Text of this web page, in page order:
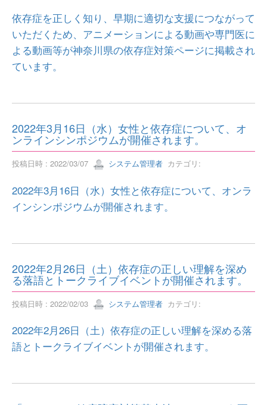
依存症を正しく知り、早期に適切な支援につながって
いただくため、アニメーションによる動画や専門医に
よる動画等が神奈川県の依存症対策ページに掲載され
ています。
2022年3月16日（水）女性と依存症について、オ
ンラインシンポジウムが開催されます。
投稿日時 : 2022/03/07 システム管理者 カテゴリ:
2022年3月16日（水）女性と依存症について、オンラ
インシンポジウムが開催されます。
2022年2月26日（土）依存症の正しい理解を深め
る落語とトークライブイベントが開催されます。
投稿日時 : 2022/02/03 システム管理者 カテゴリ:
2022年2月26日（土）依存症の正しい理解を深める落
語とトークライブイベントが開催されます。